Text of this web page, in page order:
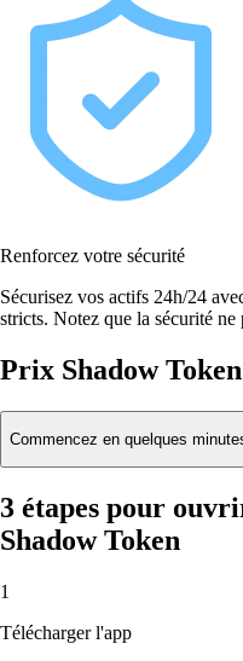
Renforcez votre sécurité
Sécurisez vos actifs 24h/24
stricts. Notez que la sécurité
Prix Shadow
Commencez en quelques
3 étapes pour
Shadow Token
1
Télécharger l'app